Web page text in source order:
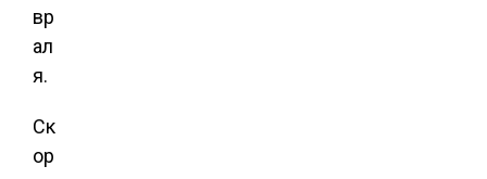
вр
ал
я.
Ск
ор